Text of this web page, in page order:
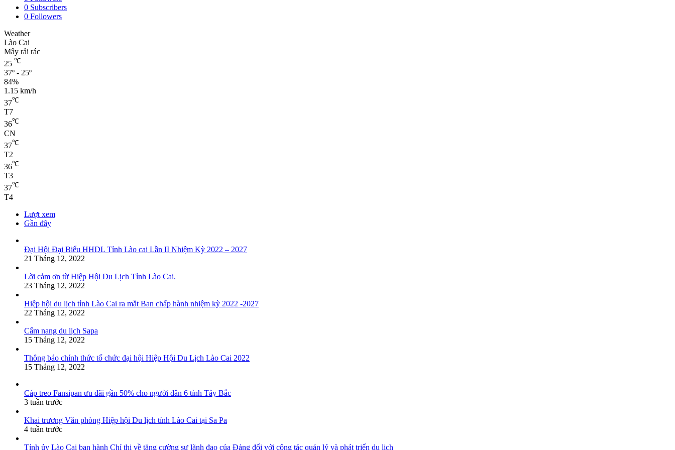
0 Subscribers
0 Followers
Weather
Lào Cai
Mây rải rác
25 ℃
37º - 25º
84%
1.15 km/h
37℃
T7
36℃
CN
37℃
T2
36℃
T3
37℃
T4
Lượt xem
Gần đây
Đại Hội Đại Biểu HHDL Tỉnh Lào cai Lần II Nhiệm Kỳ 2022 – 2027
21 Tháng 12, 2022
Lời cảm ơn từ Hiệp Hội Du Lịch Tỉnh Lào Cai.
23 Tháng 12, 2022
Hiệp hội du lịch tỉnh Lào Cai ra mắt Ban chấp hành nhiệm kỳ 2022 -2027
22 Tháng 12, 2022
Cẩm nang du lịch Sapa
15 Tháng 12, 2022
Thông báo chính thức tổ chức đại hội Hiệp Hội Du Lịch Lào Cai 2022
15 Tháng 12, 2022
Cáp treo Fansipan ưu đãi gần 50% cho người dân 6 tỉnh Tây Bắc
3 tuần trước
Khai trương Văn phòng Hiệp hội Du lịch tỉnh Lào Cai tại Sa Pa
4 tuần trước
Tỉnh ủy Lào Cai ban hành Chỉ thị về tăng cường sự lãnh đạo của Đảng đối với công tác quản lý và phát triển du lịch